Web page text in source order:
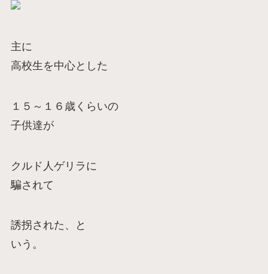
主に
高校生を中心とした
１５～１６歳くらいの
子供達が
クルド人ゲリラに
騙されて
誘拐された、と
いう。